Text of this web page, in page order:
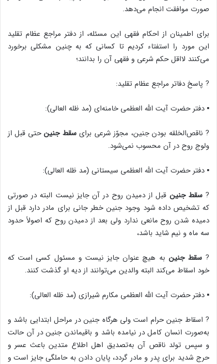
صورت موافقت انجام می‌دهد.
برای اطمینان از احکام فقهی این مسئله، از دفتر مراجع عظام تقلید
این مورد را استفتاء کردیم تا کسانی که به چنین مشکلی برخورد
می‌کنند لااقل حکم شرعی و فقهی آن را بدانند؛
? پاسخ دفاتر مراجع عظام تقلید:
▪️ دفتر حضرت آیت الله العظمی خامنه‌ای (مد ظله العالی):
? ناقص‌‌الخلقه بودن جنین، مجوّز شرعی برایسقط جنینحتی قبل از
ولوج روح در آن محسوب نمی‌شود.
▪️ دفتر حضرت آیت الله العظمی سیستانی (مد ظله العالی):
?سقط جنین قبل از دمیدن روح در آن جایز نیست البته در صورتی
که تشخیص داده شود وجود جنین خطر جانی برای مادر دارد قبل از
دمیده شدن روح مانعی ندارد ولی بعد از دمیدن روح که اصولاً حدود
سه ماه و نیم شاید باشد،
?سقط جنین به هیچ عنوان جایز نیست و مسئول کسی است که
خود اسقاط می‌کند البته والدین می‌توانند از دیه او گذشت کنند.
▪️ دفتر حضرت آیت الله العظمی مکارم شیرازی (مد ظله العالی):
? اسقاط جنین حرام است ولی هرگاه جنین در مراحل ابتدایی باشد و
به‌صورت انسان کامل در نیامده باشد و باقیماندن جنین در آن حالت
و سپس تولد ناقص آن به‌تصدیق اهل اطلاع متدین باعث عسر و
حرج شدید برای پدر و مادر گردد، پایان دادن به حاملگی جایز است و